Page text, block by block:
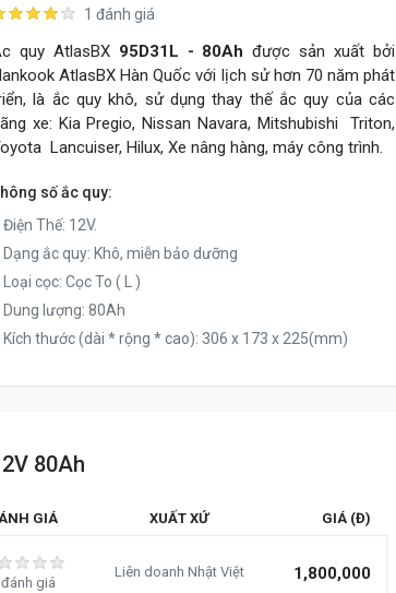
1 đánh giá
quy AtlasBX 95D31L - 80Ahđược sản xuất bởi
AtlasBX Hàn Quốc với lịch sử hơn 70 năm phát
là ắc quy khô, sử dụng thay thế ắc quy của các
xe: Kia Pregio, Nissan Navara, Mitshubishi Triton,
Lancuiser, Hilux, Xe nâng hàng, máy công trình.
số ắc quy:
Điện Thế: 12V.
Dạng ắc quy: Khô, miễn bảo dưỡng
Loại cọc: Cọc To ( L )
Dung lượng: 80Ah
Kích thước (dài * rộng * cao): 306 x 173 x 225(mm)
80Ah
GIÁ XUẤT XỨ GIÁ (Đ)
giá
Liên doanh Nhật Việt 1,800,000